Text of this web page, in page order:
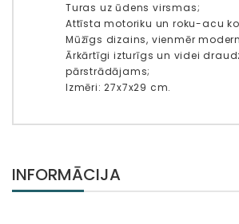
Turas uz ūdens virsmas;
Attīsta motoriku un roku-acu
Mūžīgs dizains, vienmēr
Ārkārtīgi izturīgs un videi
pārstrādājams;
Izmēri: 27x7x29 cm.
INFORMĀCIJA